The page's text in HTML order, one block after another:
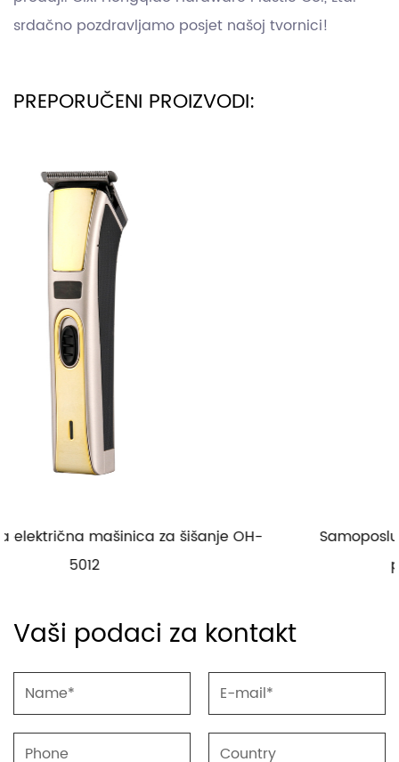
srdačno pozdravljamo posjet našoj tvornici!
PREPORUČENI PROIZVODI:
OH-
Samoposlužni električni aparat za
Vaši podaci za kontakt